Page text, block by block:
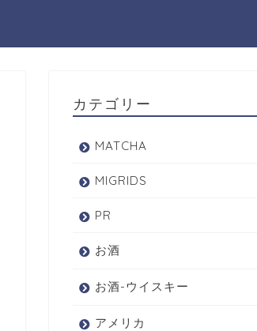
カテゴリー
MATCHA
MIGRIDS
PR
お酒
お酒-ウイスキー
アメリカ